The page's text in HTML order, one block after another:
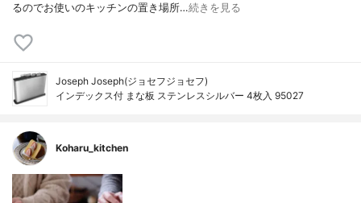
るのでお使いのキッチンの置き場所…続きを見る
Joseph Joseph(ジョセフジョセフ)
インデックス付 まな板 ステンレスシルバー 4枚入 95027
Koharu_kitchen